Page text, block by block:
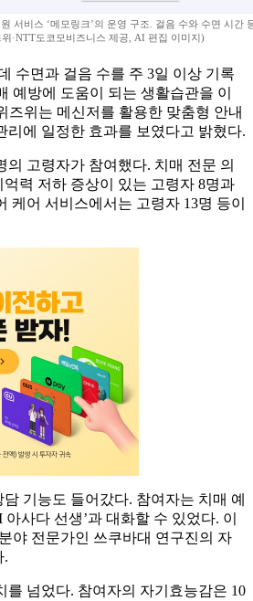
서비스 ‘메모링크’의 운영 구조. 걸음 수와 수면 시간
·NTT도코모비즈니스 제공, AI 편집 이미지)
수면과 걸음 수를 주 3일 이상 기록
예방에 도움이 되는 생활습관을 이
즈위는 메신저를 활용한 맞춤형 안내
리에 일정한 효과를 보였다고 밝혔다.
의 고령자가 참여했다. 치매 전문 의
력 저하 증상이 있는 고령자 8명과
케어 서비스에서는 고령자 13명 등이
기능도 들어갔다. 참여자는 치매 예
사다 선생’과 대화할 수 있었다. 이
야 전문가인 쓰쿠바대 연구진의 자
.
를 넘었다. 참여자의 자기효능감은 10